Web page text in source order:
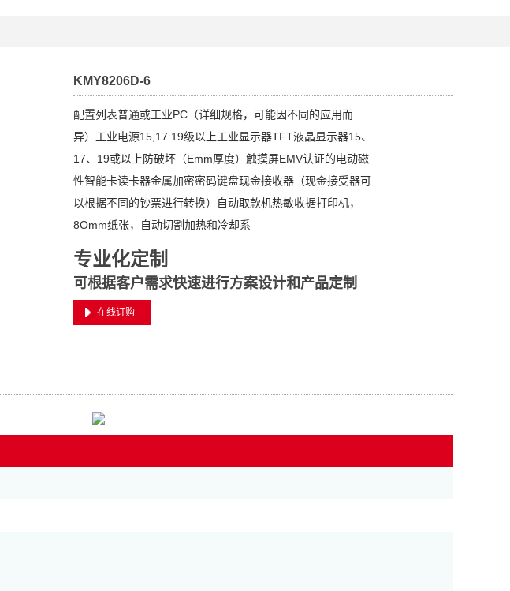
KMY8206D-6
配置列表普通或工业PC（详细规格，可能因不同的应用而
异）工业电源15,17.19级以上工业显示器TFT液晶显示器15、
17、19或以上防破坏（Emm厚度）触摸屏EMV认证的电动磁
性智能卡读卡器金属加密密码键盘现金接收器（现金接受器可
以根据不同的钞票进行转换）自动取款机热敏收据打印机，
8Omm纸张，自动切割加热和冷却系
专业化定制
可根据客户需求快速进行方案设计和产品定制
在线订购